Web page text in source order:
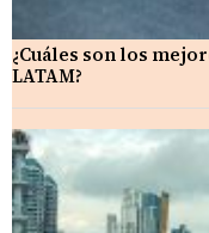
¿Cuáles son los
LATAM?